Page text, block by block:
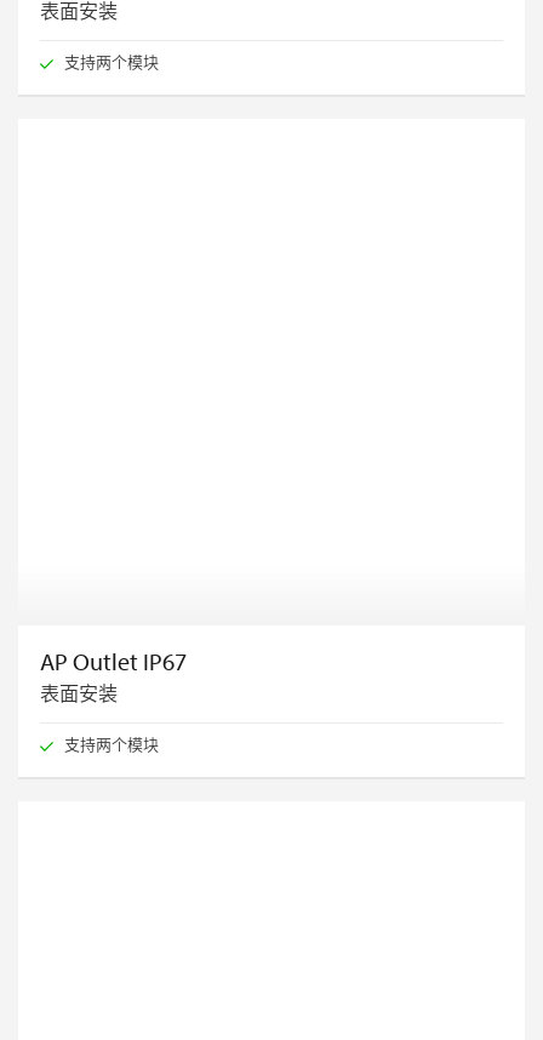
表面安装
支持两个模块
AP Outlet IP67
表面安装
支持两个模块